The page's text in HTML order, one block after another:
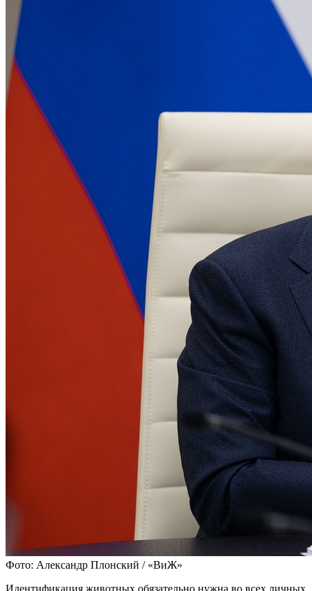
Фото: Александр Плонский / «ВиЖ»
Идентификация животных обязательно нужна во всех личных